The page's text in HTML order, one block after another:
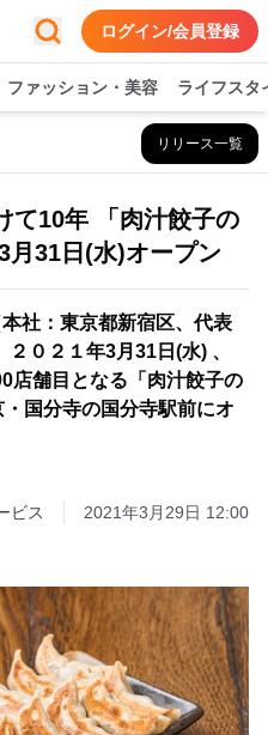
ログイン/会員登録
ファッション・美容 ライフスタ
リリース一覧
て10年 「肉汁餃子の
月31日(水)オープン
社：東京都新宿区、代表
０２１年3月31日(水) 、
店舗目となる「肉汁餃子の
国分寺の国分寺駅前にオ
ビス 2021年3月29日 12:00